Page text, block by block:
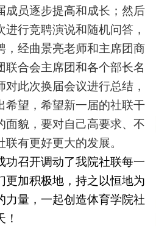
成员逐步提高和成长；然后
进行竞聘演说和随机问答，
，经曲景亮老师和主席团商
联合会主席团和各个部长名
对此次换届会议进行总结，
希望，希望新一届的社联干
面貌，要对自己高要求、不
有更好更大的发展。
功召开调动了我院社联每一
更加积极地，持之以恒地为
力量，一起创造体育学院社